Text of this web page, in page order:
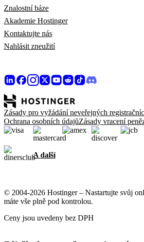
Znalostní báze
Akademie Hostinger
Kontaktujte nás
Nahlásit zneužití
Zásady pro vyžádání neveřejných
Ochrana osobních údajůZásady vracení
A další
© 2004-2026 Hostinger – Nastartujte svůj
máte vše plně pod kontrolou.
Ceny jsou uvedeny bez DPH